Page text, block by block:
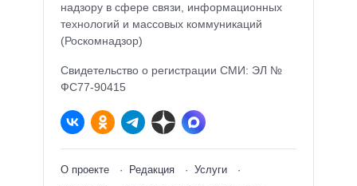
надзору в сфере связи, информационных
технологий и массовых коммуникаций
(Роскомнадзор)
Свидетельство о регистрации СМИ: ЭЛ №
ФС77-90415
О проекте Редакция
Услуги